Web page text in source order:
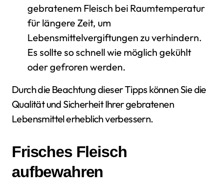
gebratenem Fleisch bei Raumtemperatur
für längere Zeit, um
Lebensmittelvergiftungen zu verhindern.
Es sollte so schnell wie möglich gekühlt
oder gefroren werden.
Durch die Beachtung dieser Tipps können Sie die
Qualität und Sicherheit Ihrer gebratenen
Lebensmittel erheblich verbessern.
Frisches Fleisch
aufbewahren